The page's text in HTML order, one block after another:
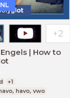
| How to
+1
havo, vwo